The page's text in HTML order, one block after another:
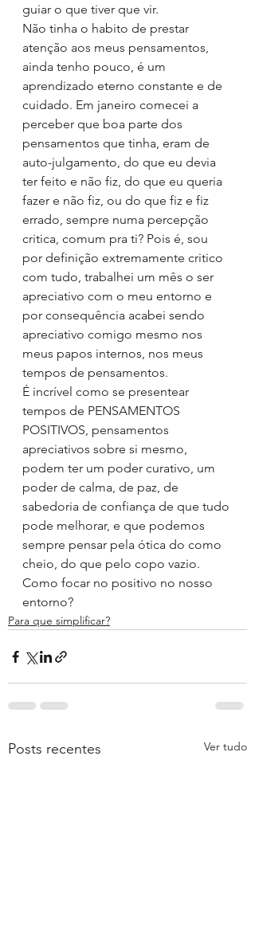
guiar o que tiver que vir.
Não tinha o habito de prestar
atenção aos meus pensamentos,
ainda tenho pouco, é um
aprendizado eterno constante e de
cuidado. Em janeiro comecei a
perceber que boa parte dos
pensamentos que tinha, eram de
auto-julgamento, do que eu devia
ter feito e não fiz, do que eu queria
fazer e não fiz, ou do que fiz e fiz
errado, sempre numa percepção
critica, comum pra ti? Pois é, sou
por definição extremamente critico
com tudo, trabalhei um mês o ser
apreciativo com o meu entorno e
por consequência acabei sendo
apreciativo comigo mesmo nos
meus papos internos, nos meus
tempos de pensamentos.
É incrível como se presentear
tempos de PENSAMENTOS
POSITIVOS, pensamentos
apreciativos sobre si mesmo,
podem ter um poder curativo, um
poder de calma, de paz, de
sabedoria de confiança de que tudo
pode melhorar, e que podemos
sempre pensar pela ótica do como
cheio, do que pelo copo vazio.
Como focar no positivo no nosso
entorno?
Para que simplificar?
Posts recentes Ver tudo